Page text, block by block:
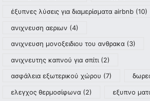
έξυπνες λύσεις για διαμερίσματα airbnb (10)
ανιχνευση αεριων (4)
ανιχνευση μονοξειδιου του ανθρακα (3)
ανιχνευτης καπνού για σπίτι (2)
ασφάλεια εξωτερικού χώρου (7)
ελεγχος θερμοσίφωνα (2) εξυπνο